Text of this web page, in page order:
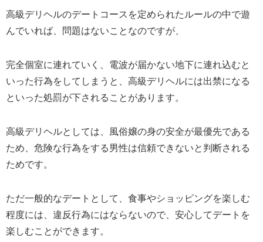
高級デリヘルのデートコースを定められたルールの中で遊
んでいれば、問題はないことなのですが、
完全個室に連れていく、電波が届かない地下に連れ込むと
いった行為をしてしまうと、高級デリヘルには出禁になる
といった処罰が下されることがあります。
高級デリヘルとしては、風俗嬢の身の安全が最優先である
ため、危険な行為をする男性は信頼できないと判断される
ためです。
ただ一般的なデートとして、食事やショッピングを楽しむ
程度には、違反行為にはならないので、安心してデートを
楽しむことができます。